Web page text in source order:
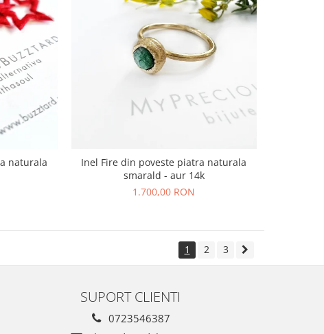
Inel Fire din poveste piatra naturala
smarald - aur 14k
1.700,00 RON
naturala
1 2 3
SUPORT CLIENTI
0723546387